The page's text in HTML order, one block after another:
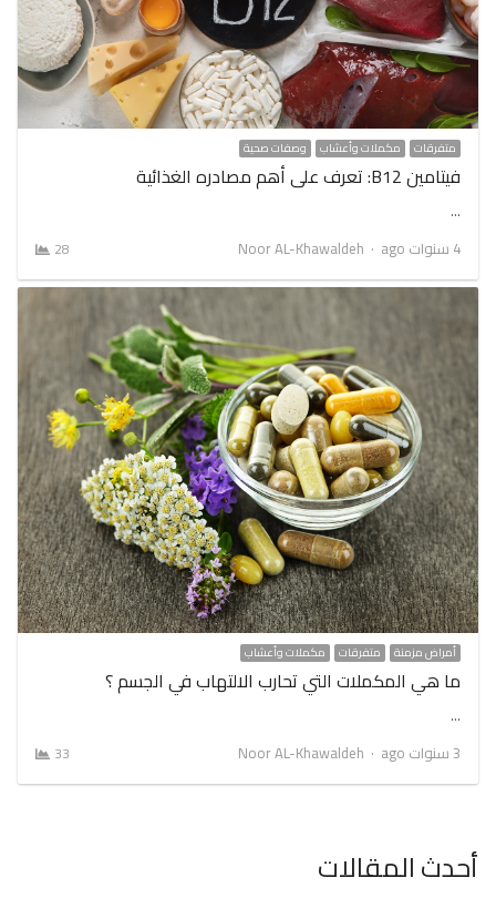
متفرقات مكملات وأعشاب وصفات صحية
فيتامين B12: تعرف على أهم مصادره الغذائية
…
4 سنوات ago
Author
Noor AL-Khawaldeh
28
أمراض مزمنة متفرقات مكملات وأعشاب
ما هي المكملات التي تحارب الالتهاب في الجسم ؟
…
3 سنوات ago
Author
Noor AL-Khawaldeh
33
أحدث المقالات